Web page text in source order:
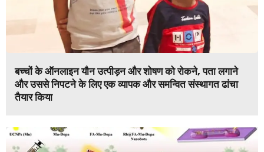
बच्चों के ऑनलाइन यौन उत्पीड़न और शोषण को रोकने, पता लगाने
और उससे निपटने के लिए एक व्यापक और समन्वित संस्थागत ढांचा
तैयार किया